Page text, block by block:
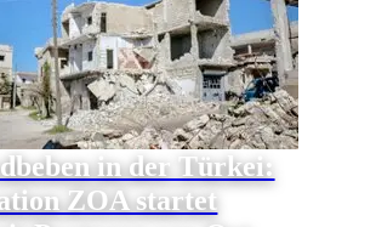
in der Türkei:
ZOA startet